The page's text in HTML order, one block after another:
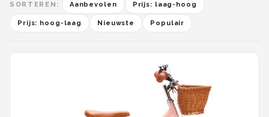
SORTEREN: Aanbevolen Prijs: laag-hoog
Prijs: hoog-laag Nieuwste Populair